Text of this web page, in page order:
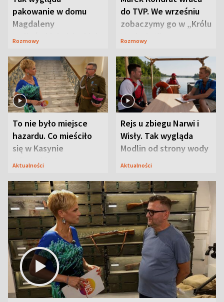
pakowanie w domu
Magdaleny
Waligórskiej-Lisieckiej.
Rozmowy
do TVP. We wrześniu
zobaczymy go w „Królu
Maciusiu I”
Rozmowy
To nie było miejsce
hazardu. Co mieściło
się w Kasynie
Oficerskim?
Aktualności
Rejs u zbiegu Narwi i
Wisły. Tak wygląda
Modlin od strony wody
Aktualności